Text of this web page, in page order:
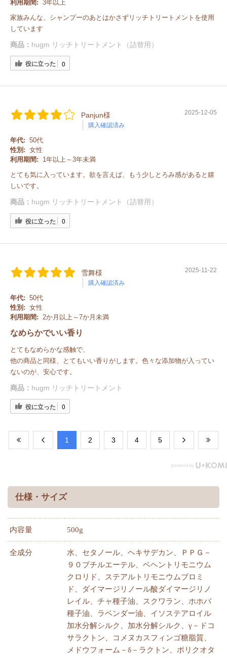
利用期間: 3年以上
家族みんな、シャンプーのあとはかさずリッチトリートメントを使用
しています
商品： hugm リッチトリートメント（詰替用）
役に立った 0
Panjun様
購入確認済み
2025-12-05
年代: 50代
性別: 女性
利用期間:
1年以上～3年未満
とても気に入っています。欲を言えば、もう少しとろみ感があると嬉
しいです。
商品： hugm リッチトリートメント（詰替用）
役に立った 0
雪舞様
購入確認済み
2025-11-22
年代: 50代
性別: 女性
利用期間:
2か月以上～7か月未満
なめらかでいい香り
とてもなめらかな感触で、
他の商品と同様、とてもいい香りがします。色々な添加物が入ってい
ないのが、安心です。
商品： hugm リッチトリートメント
役に立った 0
​1 ​2 ​3 ​4 ​5
仕様・サイズ
内容量 500g
全成分
水、セタノール、ヘキサデカン、ＰＰＧ－
９０ブチルエーテル、ベヘントリモニウム
クロリド、ステアルトリモニウムブロミ
ド、ダイマージリノール酸ダイマージリノ
レイル、チャ種子油、スクワラン、ホホバ
種子油、ラベンダー油、イソステアロイル
加水分解シルク、加水分解シルク、γ－ドコ
サラクトン、コメヌカスフィンゴ糖脂質、
メドウフォーム－δ－ラクトン、ポリクオタ